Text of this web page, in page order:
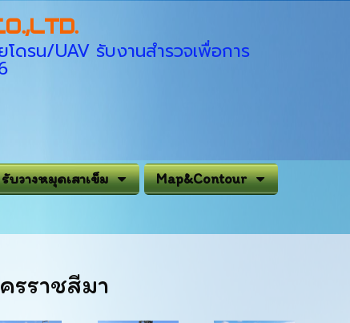
ดรน/UAV รับงานสำรวจเพื่อการ
รับวางหมุดเสาเข็ม Map&Contour
รราชสีมา